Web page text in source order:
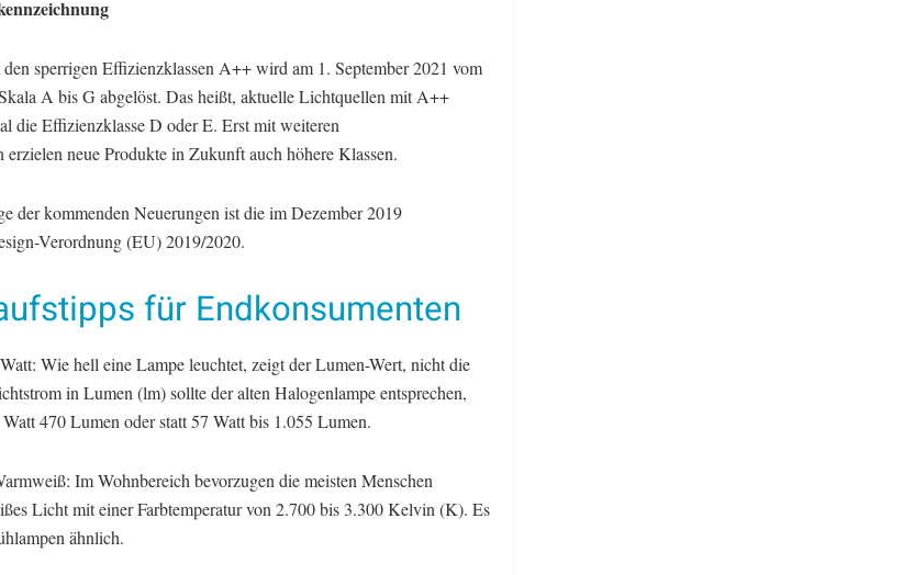
sperrigen Effizienzklassen A++ wird am 1. September 2021 vom
A bis G abgelöst. Das heißt, aktuelle Lichtquellen mit A++
die Effizienzklasse D oder E. Erst mit weiteren
erzielen neue Produkte in Zukunft auch höhere Klassen.
der kommenden Neuerungen ist die im Dezember 2019
Verordnung (EU) 2019/2020.
für Endkonsumenten
Wie hell eine Lampe leuchtet, zeigt der Lumen-Wert, nicht die
in Lumen (lm) sollte der alten Halogenlampe entsprechen,
470 Lumen oder statt 57 Watt bis 1.055 Lumen.
Im Wohnbereich bevorzugen die meisten Menschen
Licht mit einer Farbtemperatur von 2.700 bis 3.300 Kelvin (K). Es
ähnlich.